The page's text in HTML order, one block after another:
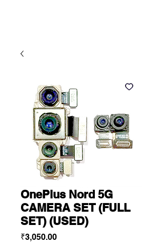
OnePlus Nord 5G
CAMERA SET (FULL
SET) (USED)
₹3,050.00Price